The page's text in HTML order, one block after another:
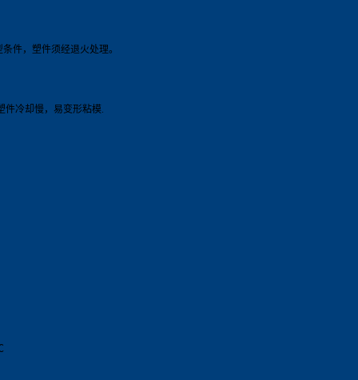
件，塑件须经退火处理。
件冷却慢，易变形粘模.